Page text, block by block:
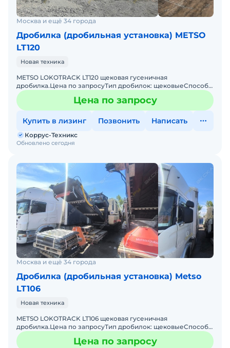
Москва и ещё 34 города
Дробилка (дробильная установка) METSO
LT120
Новая техника
METSO LOKOTRACK LT120 щековая гусеничная
дробилка.Цена по запросуТип дробилок: щековыеСпособ
перемещения: самоходныеCамая популярная в мире и РФ
Гусеничная Щеко Цена по запросу
Купить в лизинг Позвонить Написать
Обновлено сегодня
Коррус-Техникс
Москва и ещё 34 города
Дробилка (дробильная установка) Metso
LT106
Новая техника
METSO LOKOTRACK LT106 щековая гусеничная
дробилка.Цена по запросуТип дробилок: щековыеСпособ
перемещения: самоходныеCамая популярная в мире и РФ
Щековая ДробилкЦена по запросу